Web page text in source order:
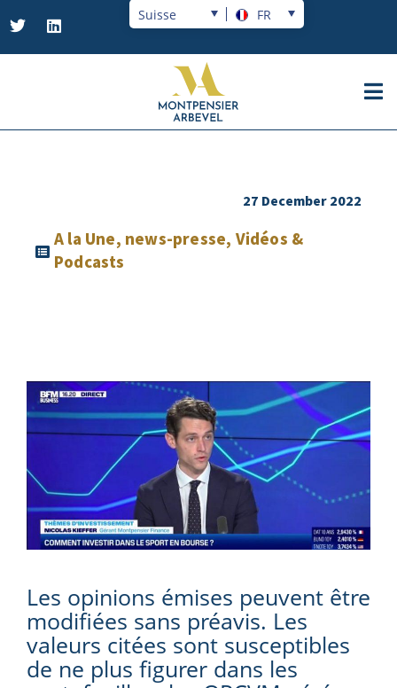
Suisse FR
27 December 2022
A la Une, news-presse, Vidéos &
Podcasts
Les opinions émises peuvent être
modifiées sans préavis. Les
valeurs citées sont susceptibles
de ne plus figurer dans les